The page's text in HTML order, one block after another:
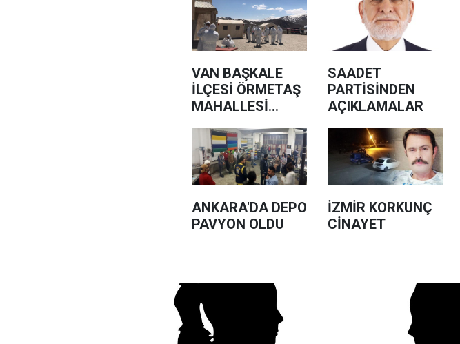
VAN BAŞKALE
İLÇESİ ÖRMETAŞ
MAHALLESİ
ALTINDA
SAADET
PARTİSİNDEN
AÇIKLAMALAR
ANKARA'DA DEPO
PAVYON OLDU
İZMİR KORKUNÇ
CİNAYET